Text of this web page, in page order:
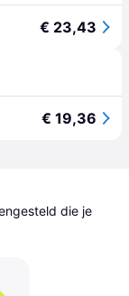
€ 23,43
€ 19,36
die je